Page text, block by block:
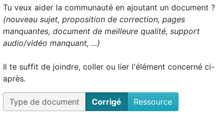
Tu veux aider la communauté en ajoutant un document ?
(nouveau sujet, proposition de correction, pages
manquantes, document de meilleure qualité, support
audio/vidéo manquant, ...)
Il te suffit de joindre, coller ou lier l'élément concerné ci-
après.
Type de document Corrigé Ressource